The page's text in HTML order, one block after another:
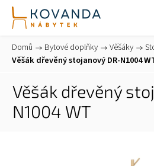
Domů / Bytové doplňky / Věšáky /
Věšák dřevěný stojanový DR-N1004
Věšák dřevěný
N1004 WT